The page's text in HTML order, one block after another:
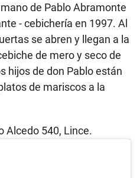
de Pablo Abramonte
- cebichería en 1997. Al
se abren y llegan a la
de mero y seco de
hijos de don Pablo están
de mariscos a la
Alcedo 540, Lince.